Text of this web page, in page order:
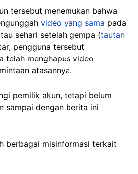
tersebut menemukan bahwa
video yang sama pada
sehari setelah gempa (tautan
pengguna tersebut
telah menghapus video
atasannya.
pemilik akun, tetapi belum
sampai dengan berita ini
berbagai misinformasi terkait